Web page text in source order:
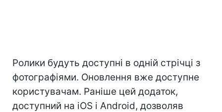
Ролики будуть доступні в одній стрічці з
фотографіями. Оновлення вже доступне
користувачам. Раніше цей додаток,
доступний на iOS і Android, дозволяв